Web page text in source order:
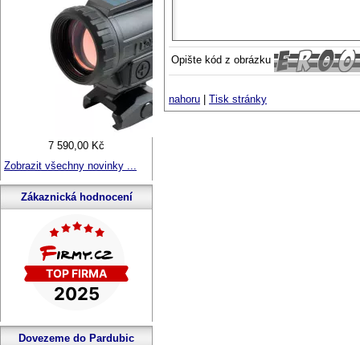
Opište kód z obrázku
nahoru | Tisk stránky
7 590,00 Kč
Zobrazit všechny novinky ...
Zákaznická hodnocení
Dovezeme do Pardubic